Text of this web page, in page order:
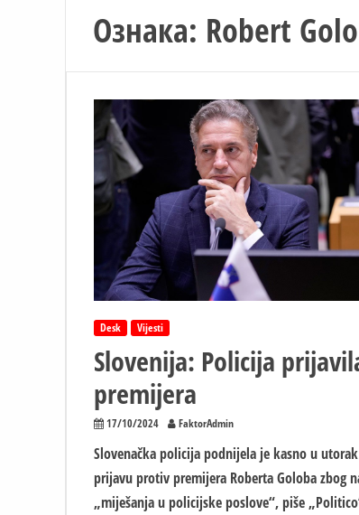
Ознака: Robert
Desk Vijesti
Slovenija: Policija
premijera
17/10/2024 FaktorAdmin
Slovenačka policija podnijela je kasno u
prijavu protiv premijera Roberta Goloba zbog
„miješanja u policijske poslove“, piše